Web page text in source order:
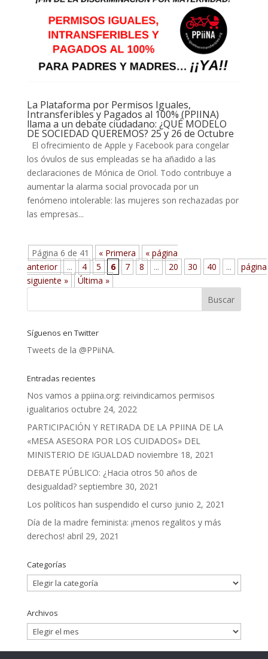
La Plataforma por Permisos Iguales,
Intransferibles y Pagados al 100% (PPIINA)
llama a un debate ciudadano: ¿QUÉ MODELO
DE SOCIEDAD QUEREMOS? 25 y 26 de Octubre
El ofrecimiento de Apple y Facebook para congelar
los óvulos de sus empleadas se ha añadido a las
declaraciones de Mónica de Oriol. Todo contribuye a
aumentar la alarma social provocada por un
fenómeno intolerable: las mujeres son rechazadas por
las empresas...
Página 6 de 41 « Primera
« página
anterior
... 4 5 6 7 8 ... 20 30 40 ...
página
siguiente »
Última »
Síguenos en Twitter
Tweets de la @PPiiNA.
Entradas recientes
Nos vamos a ppiina.org: reivindicamos permisos
igualitarios octubre 24, 2022
PARTICIPACIÓN Y RETIRADA DE LA PPIINA DE LA
«MESA ASESORA POR LOS CUIDADOS» DEL
MINISTERIO DE IGUALDAD noviembre 18, 2021
DEBATE PÚBLICO: ¿Hacia otros 50 años de
desigualdad? septiembre 30, 2021
Los políticos han suspendido el curso junio 2, 2021
Día de la madre feminista: ¡menos regalitos y más
derechos! abril 29, 2021
Categorías
Categorías
Archivos
Archivos